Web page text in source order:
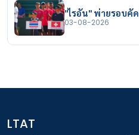
"ไรอัน" พ่ายรอบคั
03-08-2026
LTAT